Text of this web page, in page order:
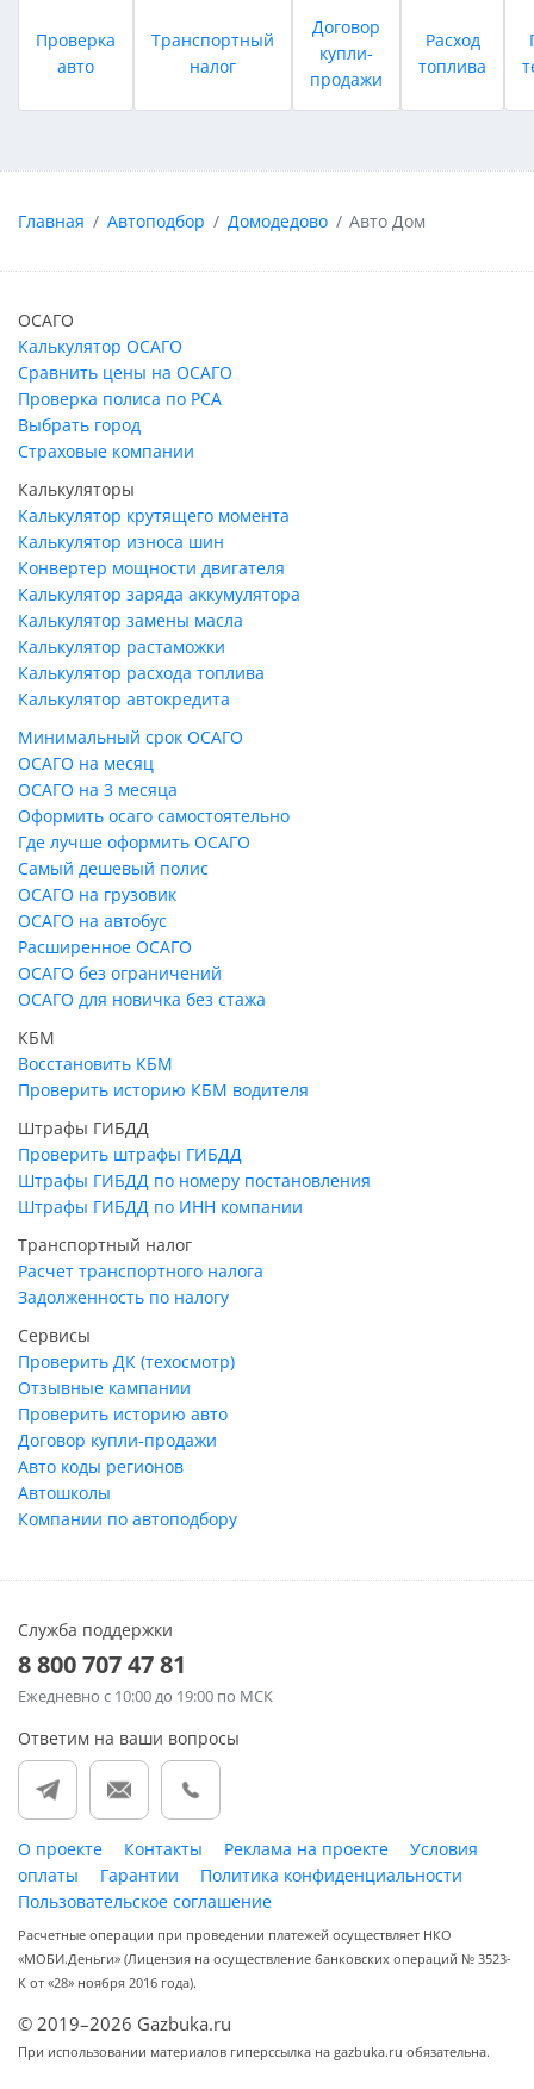
Проверка
авто
Транспортный
налог
Договор
купли-
продажи
Расход
топлива
Главная Автоподбор Домодедово Авто Дом
ОСАГО
Калькулятор ОСАГО
Сравнить цены на ОСАГО
Проверка полиса по РСА
Выбрать город
Страховые компании
Калькуляторы
Калькулятор крутящего момента
Калькулятор износа шин
Конвертер мощности двигателя
Калькулятор заряда аккумулятора
Калькулятор замены масла
Калькулятор растаможки
Калькулятор расхода топлива
Калькулятор автокредита
Минимальный срок ОСАГО
ОСАГО на месяц
ОСАГО на 3 месяца
Оформить осаго самостоятельно
Где лучше оформить ОСАГО
Самый дешевый полис
ОСАГО на грузовик
ОСАГО на автобус
Расширенное ОСАГО
ОСАГО без ограничений
ОСАГО для новичка без стажа
КБМ
Восстановить КБМ
Проверить историю КБМ водителя
Штрафы ГИБДД
Проверить штрафы ГИБДД
Штрафы ГИБДД по номеру постановления
Штрафы ГИБДД по ИНН компании
Транспортный налог
Расчет транспортного налога
Задолженность по налогу
Сервисы
Проверить ДК (техосмотр)
Отзывные кампании
Проверить историю авто
Договор купли-продажи
Авто коды регионов
Автошколы
Компании по автоподбору
Служба поддержки
8 800 707 47 81
Ежедневно с 10:00 до 19:00 по МСК
Ответим на ваши вопросы
О проекте Контакты Реклама на проекте
Условия
оплаты
Гарантии
Политика конфиденциальности
Пользовательское соглашение
Расчетные операции при проведении платежей осуществляет НКО
«МОБИ.Деньги» (Лицензия на осуществление банковских операций № 3523-
К от «28» ноября 2016 года).
© 2019–2026 Gazbuka.ru
При использовании материалов гиперссылка на gazbuka.ru обязательна.